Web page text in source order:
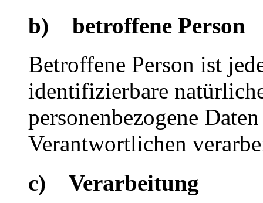
b) betroffene Person
Betroffene Person ist
identifizierbare
personenbezogene
Verantwortlichen
c) Verarbeitung